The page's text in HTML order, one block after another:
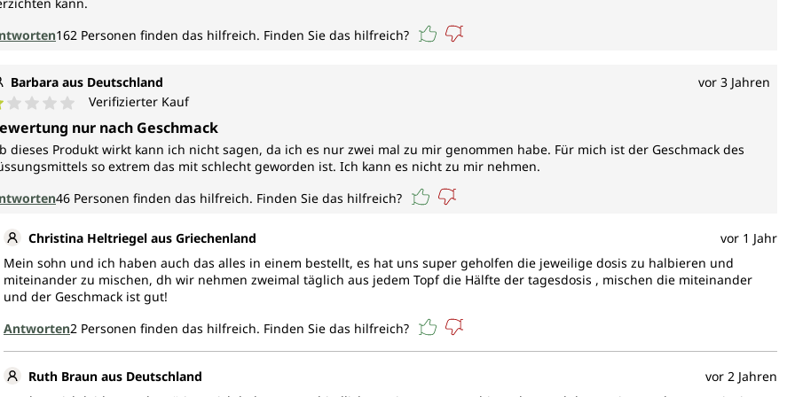
162 Personen finden das hilfreich. Finden Sie das hilfreich?
Barbara aus Deutschland vor 3 Jahren
Bewertung von 1 von 5 Sternen
Verifizierter Kauf
nur nach Geschmack
dieses Produkt wirkt kann ich nicht sagen, da ich es nur zwei mal zu mir genommen habe. Für mich ist der Geschmack des
so extrem das mit schlecht geworden ist. Ich kann es nicht zu mir nehmen.
46 Personen finden das hilfreich. Finden Sie das hilfreich?
Christina Heltriegel aus Griechenland
vor 1 Jahr
Mein sohn und ich haben auch das alles in einem bestellt, es hat uns super geholfen die jeweilige dosis zu halbieren und
miteinander zu mischen, dh wir nehmen zweimal täglich aus jedem Topf die Hälfte der tagesdosis , mischen die miteinander
und der Geschmack ist gut!
Antworten2 Personen finden das hilfreich. Finden Sie das hilfreich?
Ruth Braun aus Deutschland
vor 2 Jahren